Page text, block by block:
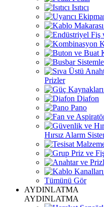
Isıtıcı
Prizler
Diafon
Pano
Hırsız Alarm
Tümünü Gör
AYDINLATMA
AYDINLATMA